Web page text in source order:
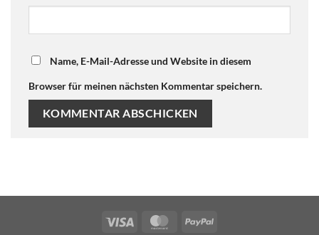
Name, E-Mail-Adresse und Website in diesem
Browser für meinen nächsten Kommentar speichern.